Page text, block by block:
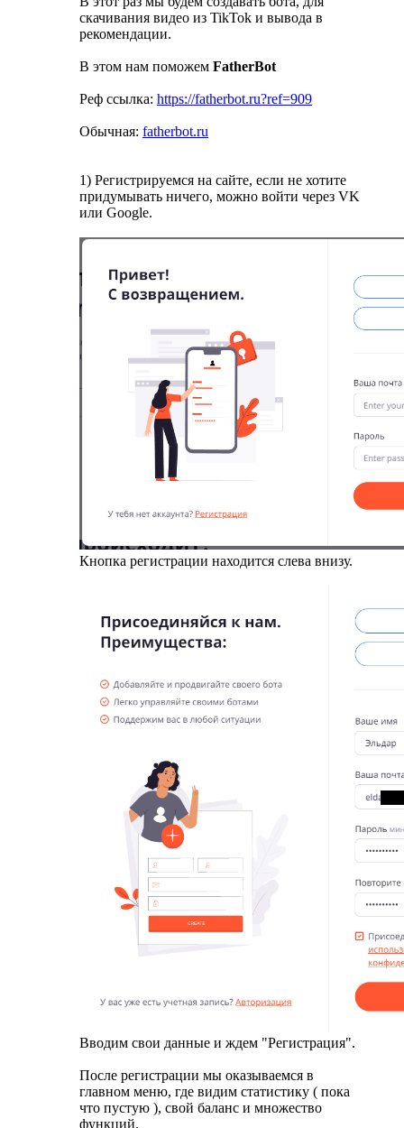
скачивания видео из TikTok и вывода в
рекомендации.
В этом нам поможем FatherBot
Реф ссылка: https://fatherbot.ru?ref=909
Обычная: fatherbot.ru
1) Регистрируемся на сайте, если не хотите
придумывать ничего, можно войти через VK
или Google.
Кнопка регистрации находится слева внизу.
Вводим свои данные и ждем "Регистрация".
После регистрации мы оказываемся в
главном меню, где видим статистику ( пока
что пустую ), свой баланс и множество
функций.